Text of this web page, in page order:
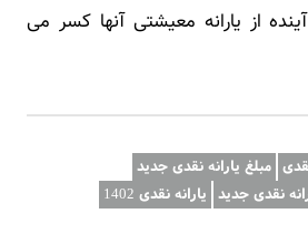
آن تا ۳۰ ماه آینده از یارانه معیشتی آنها کسر می
مبلغ یارانه نقدی جدید
نقدی جدید یارانه نقدی 1402